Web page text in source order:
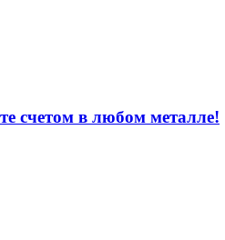
счетом в любом металле!